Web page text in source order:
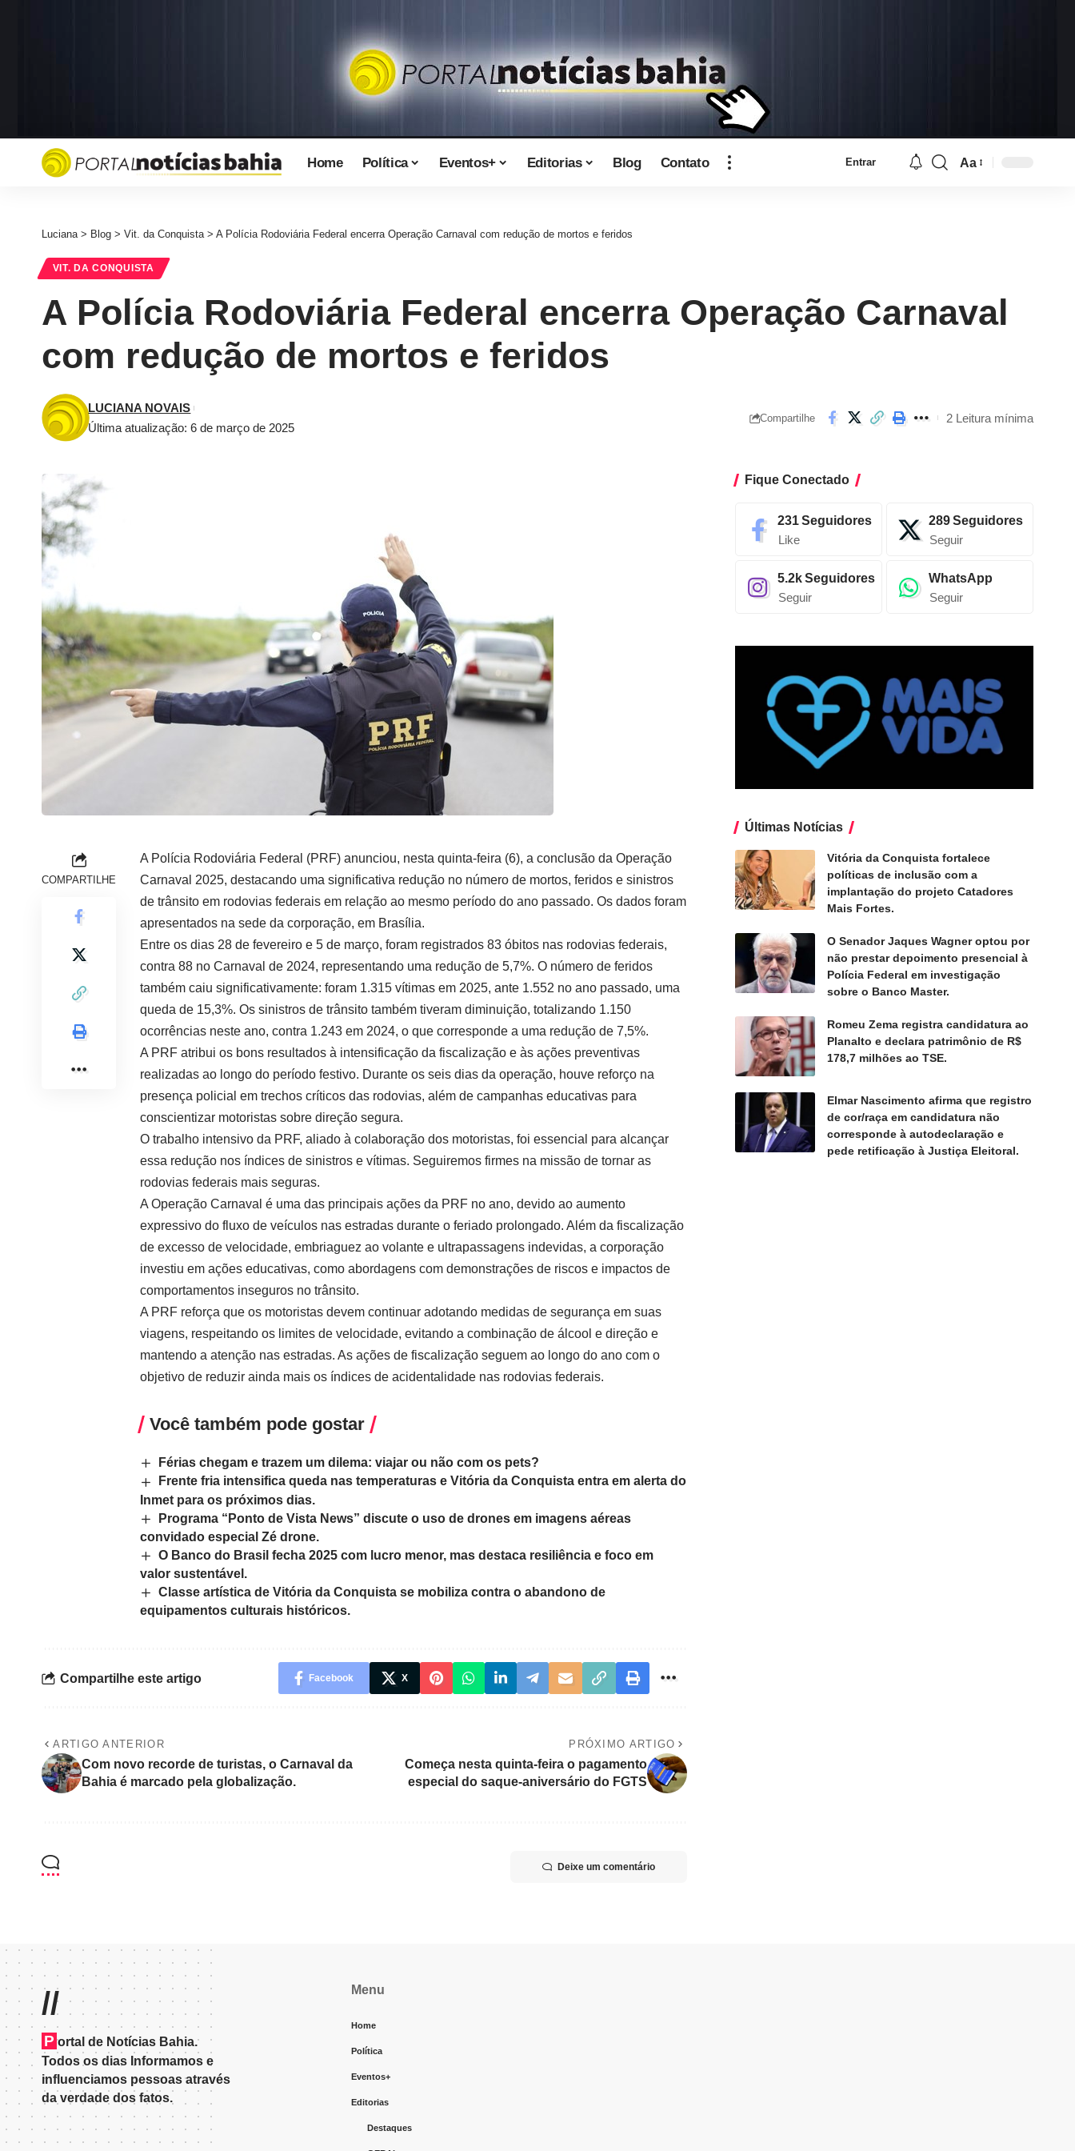
Home Política Eventos+ Editorias Blog Contato Entrar Aa
Luciana> Blog > Vit. da Conquista> A Polícia Rodoviária Federal encerra Operação Carnaval com redução de mortos e feridos
VIT. DA CONQUISTA
A Polícia Rodoviária Federal encerra Operação Carnaval
com redução de mortos e feridos
Última atualização: 6 de março de 2025
LUCIANA NOVAIS
Compartilhe 2 Leitura mínima
COMPARTILHE
A Polícia Rodoviária Federal (PRF) anunciou, nesta quinta-feira (6), a conclusão da Operação
Carnaval 2025, destacando uma significativa redução no número de mortos, feridos e sinistros
de trânsito em rodovias federais em relação ao mesmo período do ano passado. Os dados foram
apresentados na sede da corporação, em Brasília.
Entre os dias 28 de fevereiro e 5 de março, foram registrados 83 óbitos nas rodovias federais,
contra 88 no Carnaval de 2024, representando uma redução de 5,7%. O número de feridos
também caiu significativamente: foram 1.315 vítimas em 2025, ante 1.552 no ano passado, uma
queda de 15,3%. Os sinistros de trânsito também tiveram diminuição, totalizando 1.150
ocorrências neste ano, contra 1.243 em 2024, o que corresponde a uma redução de 7,5%.
A PRF atribui os bons resultados à intensificação da fiscalização e às ações preventivas
realizadas ao longo do período festivo. Durante os seis dias da operação, houve reforço na
presença policial em trechos críticos das rodovias, além de campanhas educativas para
conscientizar motoristas sobre direção segura.
O trabalho intensivo da PRF, aliado à colaboração dos motoristas, foi essencial para alcançar
essa redução nos índices de sinistros e vítimas. Seguiremos firmes na missão de tornar as
rodovias federais mais seguras.
A Operação Carnaval é uma das principais ações da PRF no ano, devido ao aumento
expressivo do fluxo de veículos nas estradas durante o feriado prolongado. Além da fiscalização
de excesso de velocidade, embriaguez ao volante e ultrapassagens indevidas, a corporação
investiu em ações educativas, como abordagens com demonstrações de riscos e impactos de
comportamentos inseguros no trânsito.
A PRF reforça que os motoristas devem continuar adotando medidas de segurança em suas
viagens, respeitando os limites de velocidade, evitando a combinação de álcool e direção e
mantendo a atenção nas estradas. As ações de fiscalização seguem ao longo do ano com o
objetivo de reduzir ainda mais os índices de acidentalidade nas rodovias federais.
Você também pode gostar
Férias chegam e trazem um dilema: viajar ou não com os pets?
Frente fria intensifica queda nas temperaturas e Vitória da Conquista entra em alerta do
Inmet para os próximos dias.
Programa “Ponto de Vista News” discute o uso de drones em imagens aéreas
convidado especial Zé drone.
O Banco do Brasil fecha 2025 com lucro menor, mas destaca resiliência e foco em
valor sustentável.
Classe artística de Vitória da Conquista se mobiliza contra o abandono de
equipamentos culturais históricos.
Compartilhe este artigo Facebook X
ARTIGO ANTERIOR
Com novo recorde de turistas, o Carnaval da
Bahia é marcado pela globalização.
PRÓXIMO ARTIGO
Começa nesta quinta-feira o pagamento
especial do saque-aniversário do FGTS
Deixe um comentário
Fique Conectado
231Seguidores
Like
289Seguidores
Seguir
5.2kSeguidores
Seguir
WhatsApp
Seguir
Últimas Notícias
Vitória da Conquista fortalece
políticas de inclusão com a
implantação do projeto Catadores
Mais Fortes.
O Senador Jaques Wagner optou por
não prestar depoimento presencial à
Polícia Federal em investigação
sobre o Banco Master.
Romeu Zema registra candidatura ao
Planalto e declara patrimônio de R$
178,7 milhões ao TSE.
Elmar Nascimento afirma que registro
de cor/raça em candidatura não
corresponde à autodeclaração e
pede retificação à Justiça Eleitoral.
//
P ortal de Notícias Bahia.
Todos os dias Informamos e
influenciamos pessoas através
da verdade dos fatos.
Menu
Home
Política
Eventos+
Editorias
Destaques